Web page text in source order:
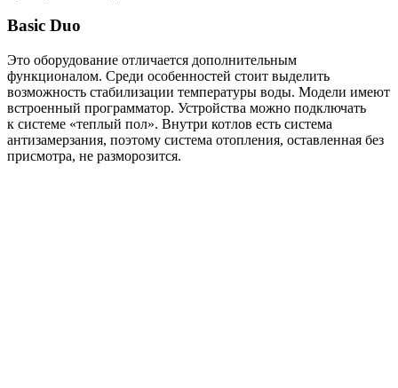
Basic Duo
Это оборудование отличается дополнительным
функционалом. Среди особенностей стоит выделить
возможность стабилизации температуры воды. Модели имеют
встроенный программатор. Устройства можно подключать
к системе «теплый пол». Внутри котлов есть система
антизамерзания, поэтому система отопления, оставленная без
присмотра, не разморозится.